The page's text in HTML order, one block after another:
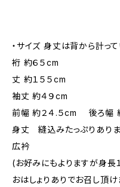
・サイズ 身丈は背から計って
裄 約６５cm
丈 約１５５cm
袖丈 約４９cm
前幅 約２４.５cm 後ろ幅
身丈 縫込みたっぷりあり
広衿
(お好みにもよりますが身長
おはしょりありでお召し頂け